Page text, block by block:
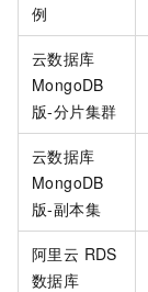
例
云数据库
MongoDB
版-分片集群
云数据库
MongoDB
版-副本集
阿里云 RDS
数据库